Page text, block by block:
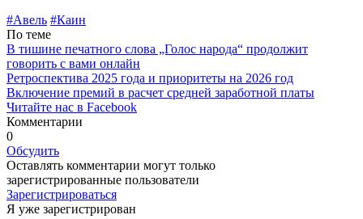
#Авель #Каин
По теме
В тишине печатного слова „Голос народа“ продолжит
говорить с вами онлайн
Ретроспектива 2025 года и приоритеты на 2026 год
Включение премий в расчет средней заработной платы
Читайте нас в Facebook
Комментарии
0
Обсудить
Оставлять комментарии могут только
зарегистрированные пользователи
Зарегистрироваться
Я уже зарегистрирован